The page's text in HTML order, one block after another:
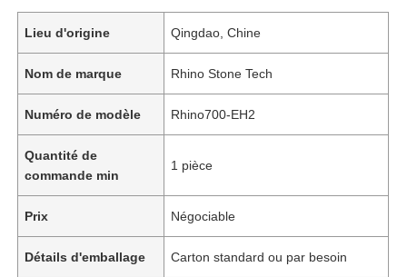
Lieu d'origine Qingdao, Chine
Nom de marque Rhino Stone Tech
Numéro de modèle Rhino700-EH2
Quantité de
commande min
1 pièce
Prix Négociable
Détails d'emballage Carton standard ou par besoin